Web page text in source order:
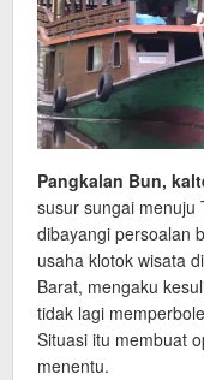
Pangkalan Bun,
susur sungai menuju
dibayangi persoalan
usaha klotok wisata
Barat, mengaku
tidak lagi
Situasi itu membuat
menentu.